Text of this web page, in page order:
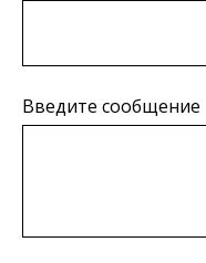
Введите сообщение